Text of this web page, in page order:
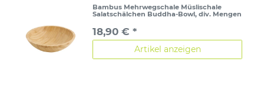
Bambus Mehrwegschale Müslischale
Salatschälchen Buddha-Bowl, div. Mengen
18,90 € *
Artikel anzeigen